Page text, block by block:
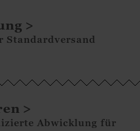
Standardversand
Abwicklung für